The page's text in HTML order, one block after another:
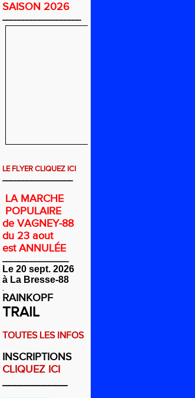
SAISON 2026
___________________
LE FLYER CLIQUEZ ICI
_________________
LA MARCHE
POPULAIRE
de VAGNEY-88
du 23 aout
est ANNULÉE
________________
Le 20 sept. 2026
à La Bresse-88
RAINKOPF
TRAIL
TOUTES LES INFOS
INSCRIPTIONS
CLIQUEZ ICI